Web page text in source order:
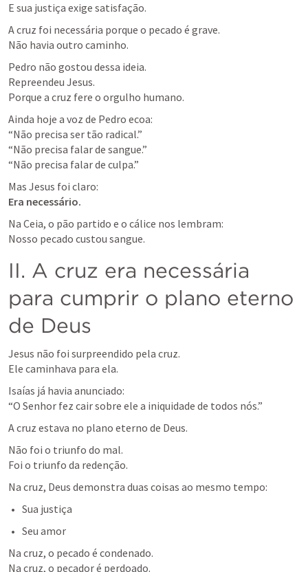
E sua justiça exige satisfação.
A cruz foi necessária porque o pecado é grave.
Não havia outro caminho.
Pedro não gostou dessa ideia.
Repreendeu Jesus.
Porque a cruz fere o orgulho humano.
Ainda hoje a voz de Pedro ecoa:
“Não precisa ser tão radical.”
“Não precisa falar de sangue.”
“Não precisa falar de culpa.”
Era necessário.
Na Ceia, o pão partido e o cálice nos lembram:
Nosso pecado custou sangue.
II. A cruz era necessária
para cumprir o plano eterno
de Deus
Jesus não foi surpreendido pela cruz.
Ele caminhava para ela.
Isaías já havia anunciado:
“O Senhor fez cair sobre ele a iniquidade de todos nós.”
A cruz estava no plano eterno de Deus.
Não foi o triunfo do mal.
Foi o triunfo da redenção.
Na cruz, Deus demonstra duas coisas ao mesmo tempo:
Sua justiça
Seu amor
Na cruz, o pecado é condenado.
Na cruz, o pecador é perdoado.